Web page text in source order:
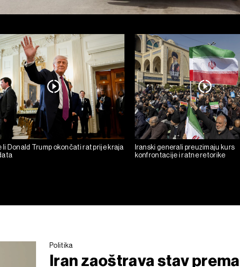
li Donald Trump okončati rat prije kraja
Iranski generali preuzimaju kurs
konfrontacije i ratne retorike
Politika
Iran zaoštrava stav prema